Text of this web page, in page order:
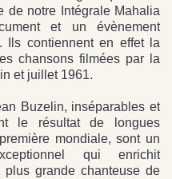
de notre Intégrale Mahalia
et un évènement
Ils contiennent en effet la
chansons filmées par la
et juillet 1961.
Buzelin, inséparables et
le résultat de longues
mondiale, sont un
qui enrichit
plus grande chanteuse de